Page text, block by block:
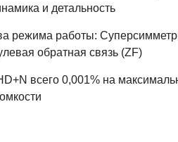
и детальность
режима работы:
обратная связь (ZF)
всего 0,001% на